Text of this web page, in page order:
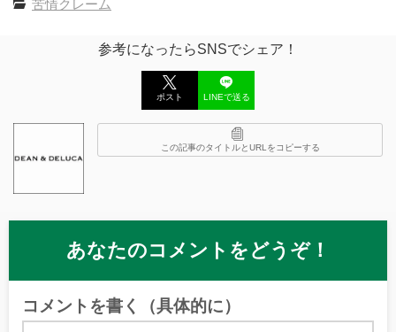
苦情クレーム
参考になったらSNSでシェア！
ポスト LINEで送る
この記事のタイトルとURLをコピーする
あなたのコメントをどうぞ！
コメントを書く（具体的に）